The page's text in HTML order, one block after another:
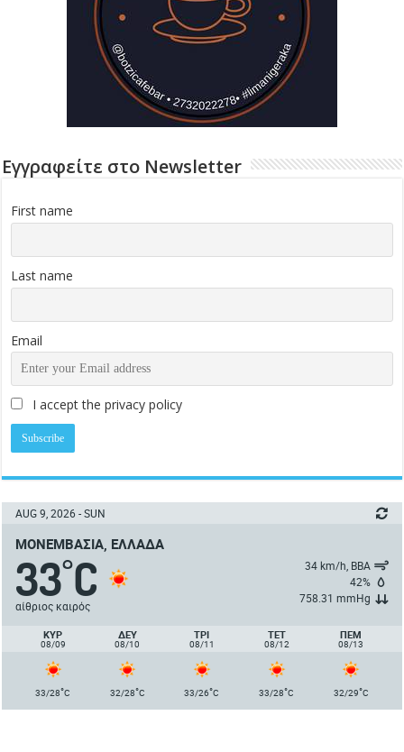
Εγγραφείτε στο Newsletter
First name
Last name
Email
I accept the privacy policy
AUG 9, 2026 - SUN
ΜΟΝΕΜΒΑΣΙΆ, ΕΛΛΆΔΑ
33°C
αίθριος καιρός
34 km/h, ΒΒΑ
42%
758.31 mmHg
ΚΥΡ
08/09
ΔΕΥ
08/10
ΤΡΙ
08/11
ΤΕΤ
08/12
ΠΈΜ
08/13
33/28°C 32/28°C 33/26°C 33/28°C 32/29°C